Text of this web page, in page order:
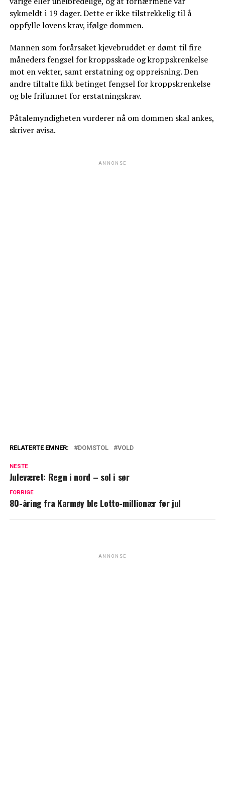
sykmeldt i 19 dager. Dette er ikke tilstrekkelig til å
oppfylle lovens krav, ifølge dommen.
Mannen som forårsaket kjevebruddet er dømt til fire
måneders fengsel for kroppsskade og kroppskrenkelse
mot en vekter, samt erstatning og oppreisning. Den
andre tiltalte fikk betinget fengsel for kroppskrenkelse
og ble frifunnet for erstatningskrav.
Påtalemyndigheten vurderer nå om dommen skal ankes,
skriver avisa.
ANNONSE
RELATERTE EMNER: DOMSTOL VOLD
NESTE
Juleværet: Regn i nord – sol i sør
FORRIGE
80-åring fra Karmøy ble Lotto-millionær før jul
ANNONSE